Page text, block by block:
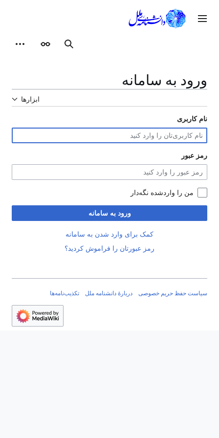
محتوااصلی
جستجوظاهر
ابزارهای
ورود به سامانه
ابزارها
نام کاربری
رمز عبور
من را واردشده نگه‌دار
ورود به سامانه
کمک برای وارد شدن به سامانه
رمز عبورتان را فراموش کردید؟
سیاست حفظ حریم خصوصی دربارهٔ دانشنامه ملل تکذیب‌نامه‌ها